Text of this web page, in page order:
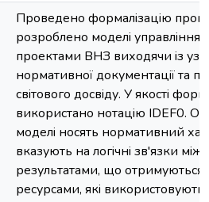
Проведено формалiзацiю
розроблено моделi управлiння
проектами ВНЗ виходячи iз
нормативної документацiї та
свiтового досвiду. У якостi
використано нотацiю IDEF0.
моделi носять нормативний
вказують на логiчнi зв'язки
результатами, що отримуються
ресурсами, якi